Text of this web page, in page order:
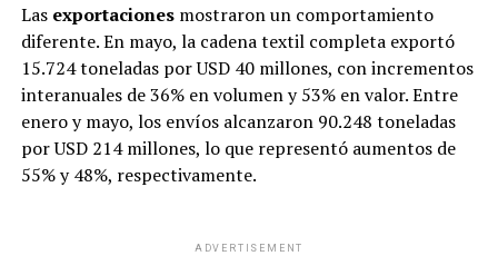
Las exportacionesmostraron un comportamiento
diferente. En mayo, la cadena textil completa exportó
15.724 toneladas por USD 40 millones, con incrementos
interanuales de 36% en volumen y 53% en valor. Entre
enero y mayo, los envíos alcanzaron 90.248 toneladas
por USD 214 millones, lo que representó aumentos de
55% y 48%, respectivamente.
ADVERTISEMENT